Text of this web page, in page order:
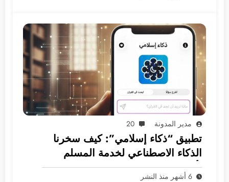
مدير المدونة 20
تطبيق “ذكاء إسلامي”: كيف سخرنا
الذكاء الاصطناعي لخدمة المسلم
بأمان؟
6 أشهر منذ النشر